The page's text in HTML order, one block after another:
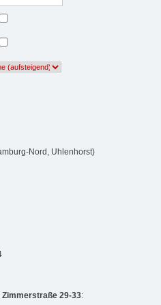
Nord, Uhlenhorst)
Zimmerstraße 29-33: